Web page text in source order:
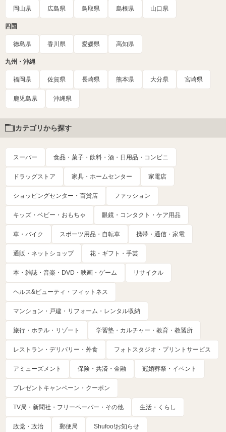
岡山県 広島県 鳥取県 島根県 山口県
四国
徳島県 香川県 愛媛県 高知県
九州・沖縄
福岡県 佐賀県 長崎県 熊本県 大分県 宮崎県
鹿児島県 沖縄県
カテゴリから探す
スーパー 食品・菓子・飲料・酒・日用品・コンビニ
ドラッグストア 家具・ホームセンター 家電店
ショッピングセンター・百貨店 ファッション
キッズ・ベビー・おもちゃ 眼鏡・コンタクト・ケア用品
車・バイク スポーツ用品・自転車 携帯・通信・家電
通販・ネットショップ 花・ギフト・手芸
本・雑誌・音楽・DVD・映画・ゲーム リサイクル
ヘルス&ビューティ・フィットネス
マンション・戸建・リフォーム・レンタル収納
旅行・ホテル・リゾート 学習塾・カルチャー・教育・教習所
レストラン・デリバリー・外食 フォトスタジオ・プリントサービス
アミューズメント 保険・共済・金融 冠婚葬祭・イベント
プレゼントキャンペーン・クーポン
TV局・新聞社・フリーペーパー・その他 生活・くらし
政党・政治 郵便局 Shufoo!お知らせ